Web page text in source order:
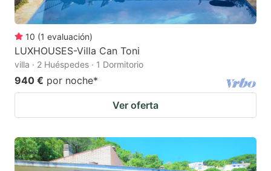
10 (1 evaluación)
LUXHOUSES-Villa Can Toni
villa · 2 Huéspedes · 1 Dormitorio
940 € por noche*
Ver oferta